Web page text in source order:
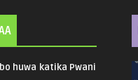
huwa katika Pwani